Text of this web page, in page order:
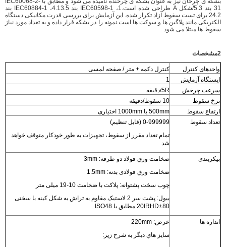
31 بند 5.3/شکل A طراحی شده است.1، IEC60598-1 بند 4.13.5، IEC60884-1 بند
24.2 برای تست سقوط آزاد تکرار شده. این آزمایش برای بررسی قدرت مکانیکی دستگاه
الکتریکی مانند پلاگین ها و سوکت ها است.نمونه را در بشکه قرار داده و به تعداد مورد نیاز
سقوط ها مبتلا می شود..
2مشخصات
واحدهای کنترل
کنترل دکمه + متر / صفحه لمسی
ایستگاه آزمایش
1
سرعت چرخش
5R/دقيقه
نرخ سقوط
10 سقوط/دقیقه
ارتفاع سقوط
500mm یا 1000mm اختیاری
تعداد سقوط
0-999999 (قابل تنظیم)
تمام تعداد مقرر از سقوط، تجهیزات به طور خودکار متوقف خواهد
شد
پیکربندی
ضخامت ورق فولاد دو طرفه: 3mm
ضخامت ورق فولادی بدنه: 1.5mm
چوب سخت پشتوانه: پلاکت با ضخامت 10-19 میلی متر
بیول: پشت سر 2 لاستیک مقاوم به تراش به شکل کینه با سختی
80±20IRHD مطابق با ISO48
اندازه ها
عرض: 220mm
سايز هاي ديگر به شرح زير: